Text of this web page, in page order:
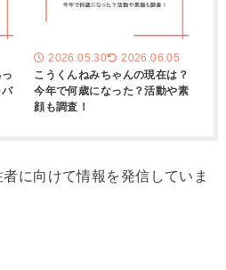
2026.05.30 2026.06.05
こうくんねみちゃんの現在は？
今年で何歳になった？活動や素
顔も調査！
に向けて情報を発信していま